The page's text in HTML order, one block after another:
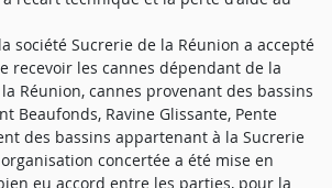
société Sucrerie de la Réunion a accepté
recevoir les cannes dépendant de la
Réunion, cannes provenant des bassins
Beaufonds, Ravine Glissante, Pente
des bassins appartenant à la Sucrerie
concertée a été mise en
eu accord entre les parties, pour la